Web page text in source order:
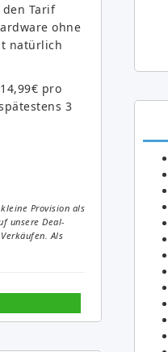
Tarif
ohne
natürlich
pro
3
Provision als
unsere Deal-
Als